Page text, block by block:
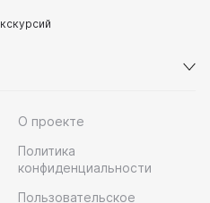
О проекте
Политика
конфиденциальности
Пользовательское